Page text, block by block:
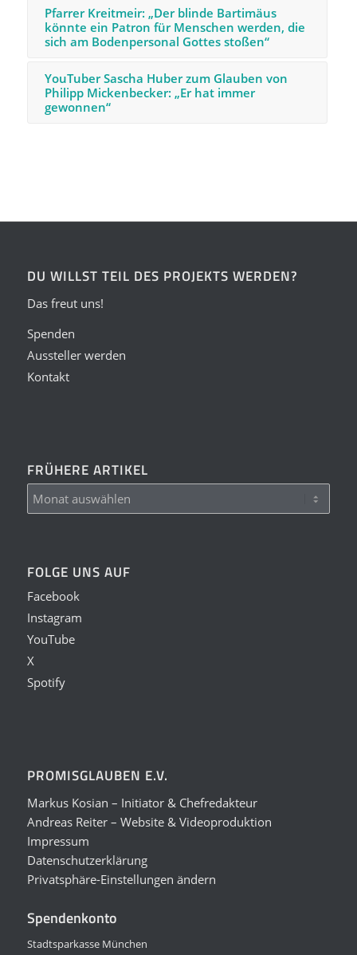
Pfarrer Kreitmeir: „Der blinde Bartimäus
könnte ein Patron für Menschen werden, die
sich am Bodenpersonal Gottes stoßen“
YouTuber Sascha Huber zum Glauben von
Philipp Mickenbecker: „Er hat immer
gewonnen“
DU WILLST TEIL DES PROJEKTS WERDEN?
Das freut uns!
Spenden
Aussteller werden
Kontakt
FRÜHERE ARTIKEL
FOLGE UNS AUF
Facebook
Instagram
YouTube
X
Spotify
PROMISGLAUBEN E.V.
Markus Kosian – Initiator & Chefredakteur
Andreas Reiter – Website & Videoproduktion
Impressum
Datenschutzerklärung
Privatsphäre-Einstellungen ändern
Spendenkonto
Stadtsparkasse München